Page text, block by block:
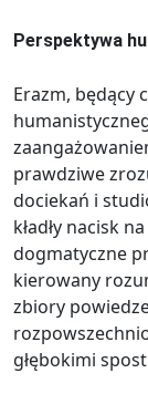
Perspektywa
Erazm, będący
prawdziwe
dociekań i
kładły nacisk
dogmatyczne
kierowany
zbiory
głębokimi